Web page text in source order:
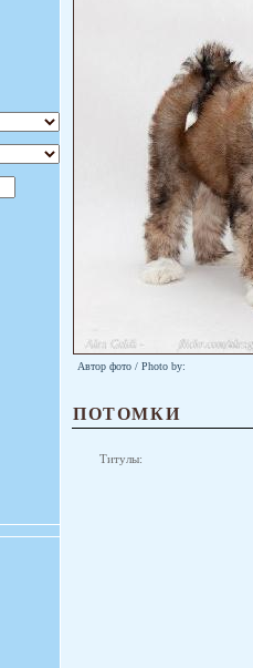
Автор фото / Photo by:
ПОТОМКИ
Титулы: